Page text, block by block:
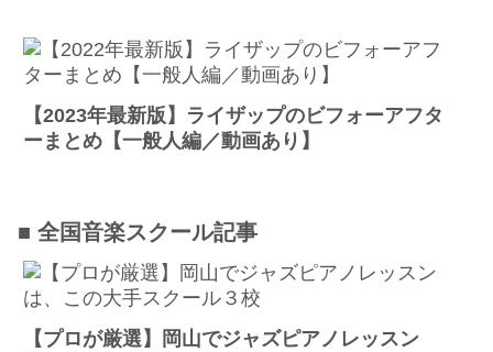
【2023年最新版】ライザップのビフォーアフタ
ーまとめ【一般人編／動画あり】
■ 全国音楽スクール記事
【プロが厳選】岡山でジャズピアノレッスン